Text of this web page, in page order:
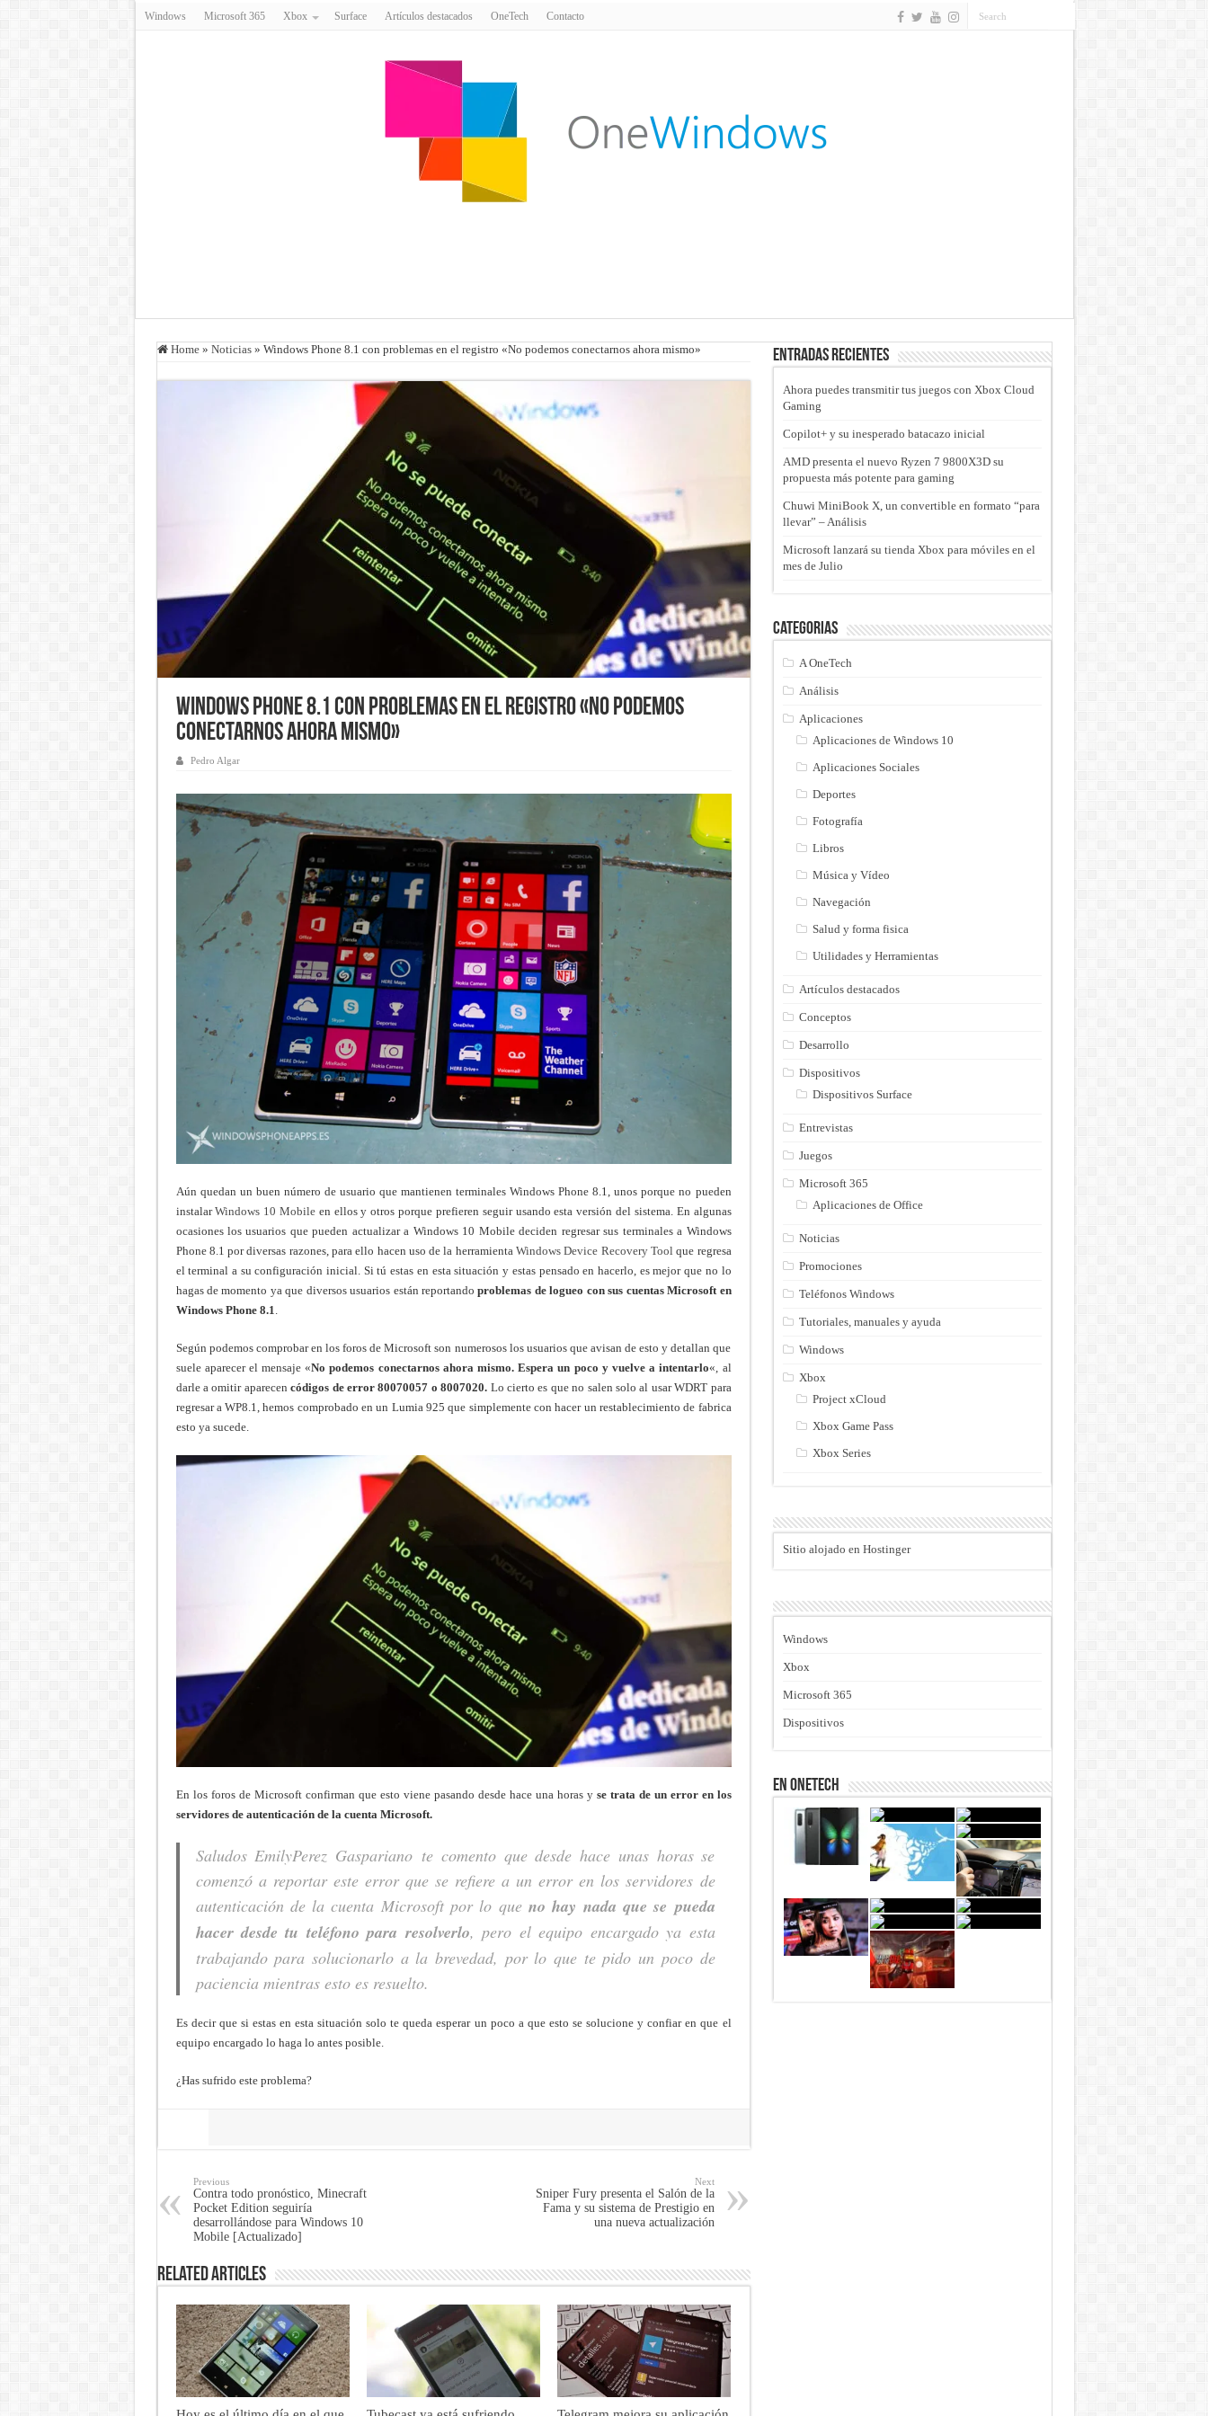
Windows Microsoft 365 Xbox Surface Artículos destacados OneTech Contacto
Home » Noticias » Windows Phone 8.1 con problemas en el registro «No podemos conectarnos ahora mismo»
Windows Phone 8.1 con problemas en el registro «No podemos
conectarnos ahora mismo»
Pedro Algar
Aún quedan un buen número de usuario que mantienen terminales Windows Phone 8.1, unos porque no pueden
instalarWindows 10 Mobile en ellos y otros porque prefieren seguir usando esta versión del sistema. En algunas
ocasiones los usuarios que pueden actualizar a Windows 10 Mobile deciden regresar sus terminales a Windows
Phone 8.1 por diversas razones, para ello hacen uso de la herramientaWindows Device Recovery Tool que regresa
el terminal a su configuración inicial. Si tú estas en esta situación y estas pensado en hacerlo, es mejor que no lo
hagas de momento ya que diversos usuarios están reportando problemas de logueo con sus cuentas Microsoft en
Windows Phone 8.1
Según podemos comprobar en los foros de Microsoft son numerosos los usuarios que avisan de esto y detallan que
suele aparecer el mensaje «No podemos conectarnos ahora mismo. Espera un poco y vuelve a intentarlo«, al
darle a omitir aparecencódigos de error 80070057 o 8007020. Lo cierto es que no salen solo al usar WDRT para
regresar a WP8.1, hemos comprobado en un Lumia 925 que simplemente con hacer un restablecimiento de fabrica
esto ya sucede.
En los foros de Microsoft confirman que esto viene pasando desde hace una horas y se trata de un error en los
servidores de autenticación de la cuenta Microsoft.
Saludos EmilyPerez Gaspariano te comento que desde hace unas horas se
comenzó a reportar este error que se refiere a un error en los servidores de
autenticación de la cuenta Microsoft por lo que no hay nada que se pueda
hacer desde tu teléfono para resolverlo, pero el equipo encargado ya esta
trabajando para solucionarlo a la brevedad, por lo que te pido un poco de
paciencia mientras esto es resuelto.
Es decir que si estas en esta situación solo te queda esperar un poco a que esto se solucione y confiar en que el
equipo encargado lo haga lo antes posible.
¿Has sufrido este problema?
Previous
Contra todo pronóstico, Minecraft
Pocket Edition seguiría
desarrollándose para Windows 10
Mobile [Actualizado]
Next
Sniper Fury presenta el Salón de la
Fama y su sistema de Prestigio en
una nueva actualización
Related Articles
Entradas recientes
Ahora puedes transmitir tus juegos con Xbox Cloud
Gaming
Copilot+ y su inesperado batacazo inicial
AMD presenta el nuevo Ryzen 7 9800X3D su
propuesta más potente para gaming
Chuwi MiniBook X, un convertible en formato “para
llevar” – Análisis
Microsoft lanzará su tienda Xbox para móviles en el
mes de Julio
Categorias
A OneTech
Análisis
Aplicaciones
Aplicaciones de Windows 10
Aplicaciones Sociales
Deportes
Fotografía
Libros
Música y Vídeo
Navegación
Salud y forma fisica
Utilidades y Herramientas
Artículos destacados
Conceptos
Desarrollo
Dispositivos
Dispositivos Surface
Entrevistas
Juegos
Microsoft 365
Aplicaciones de Office
Noticias
Promociones
Teléfonos Windows
Tutoriales, manuales y ayuda
Windows
Xbox
Project xCloud
Xbox Game Pass
Xbox Series
Sitio alojado en Hostinger
Windows
Xbox
Microsoft 365
Dispositivos
En Onetech